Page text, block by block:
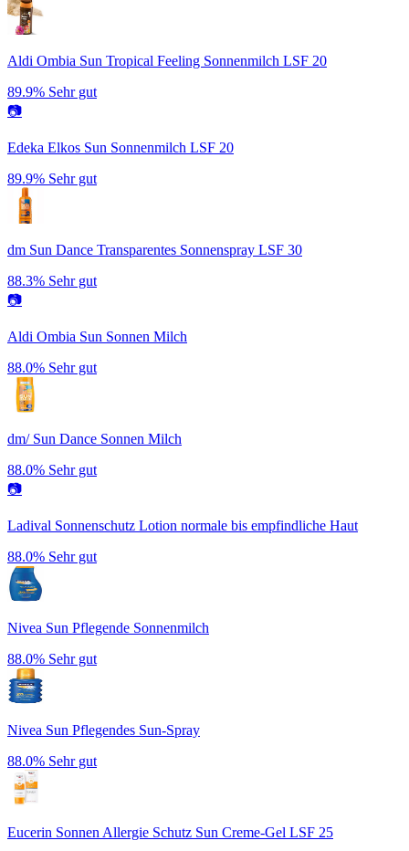
Aldi Ombia Sun Tropical Feeling Sonnenmilch LSF 20
89.9% Sehr gut
📷
Edeka Elkos Sun Sonnenmilch LSF 20
89.9% Sehr gut
dm Sun Dance Transparentes Sonnenspray LSF 30
88.3% Sehr gut
📷
Aldi Ombia Sun Sonnen Milch
88.0% Sehr gut
dm/ Sun Dance Sonnen Milch
88.0% Sehr gut
📷
Ladival Sonnenschutz Lotion normale bis empfindliche Haut
88.0% Sehr gut
Nivea Sun Pflegende Sonnenmilch
88.0% Sehr gut
Nivea Sun Pflegendes Sun-Spray
88.0% Sehr gut
Eucerin Sonnen Allergie Schutz Sun Creme-Gel LSF 25